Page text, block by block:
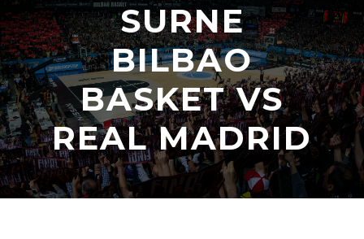
SURNE
BILBAO
BASKET VS
REAL MADRID